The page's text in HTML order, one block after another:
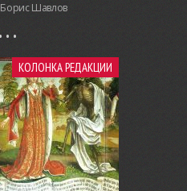
Борис Шавлов
КОЛОНКА РЕДАКЦИИ